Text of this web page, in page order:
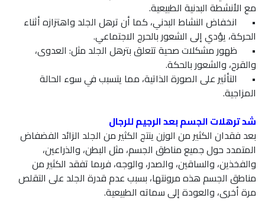
مع الأنشطة البدنية الطبيعية.
•
انخفاض النشاط البدني، كما أن ترهل الجلد واهتزازه أثناء
الحركة، يؤدي إلى الشعور بالحرج الاجتماعي.
•
ظهور مشكلات صحية تتعلق بترهل الجلد مثل: العدوى،
والقرح، والشعور بالحكة.
•
التأثير على الصورة الذاتية، مما يتسبب في سوء الحالة
المزاجية.
شد ترهلات الجسم بعد الرجيم للرجال
بعد فقدان الكثير من الوزن ينتج الكثير من الجلد الزائد الفضفاض
المتمدد حول جميع مناطق الجسم، مثل البطن، والذراعين،
والفخذين، والساقين، والصدر، والوجه، فربما تفقد الكثير من
مناطق الجسم هذه مرونتها، بسبب عدم قدرة الجلد على التقلص
مرة أخرى، والعودة إلى سماته الطبيعية.